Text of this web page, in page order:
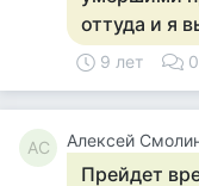
оттуда и я
9 лет 0
АС Алексей
Прейдет